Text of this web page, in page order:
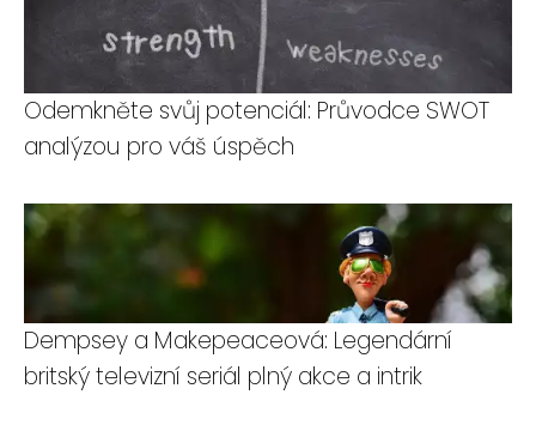
Odemkněte svůj potenciál: Průvodce SWOT
analýzou pro váš úspěch
Dempsey a Makepeaceová: Legendární
britský televizní seriál plný akce a intrik